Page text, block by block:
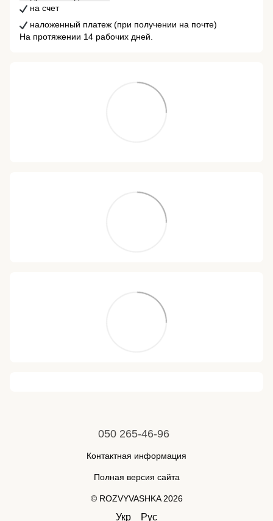
на счет
наложенный платеж (при получении на почте)
На протяжении 14 рабочих дней.
050 265-46-96
Контактная информация
Полная версия сайта
© ROZVYVASHKA 2026
Укр Рус